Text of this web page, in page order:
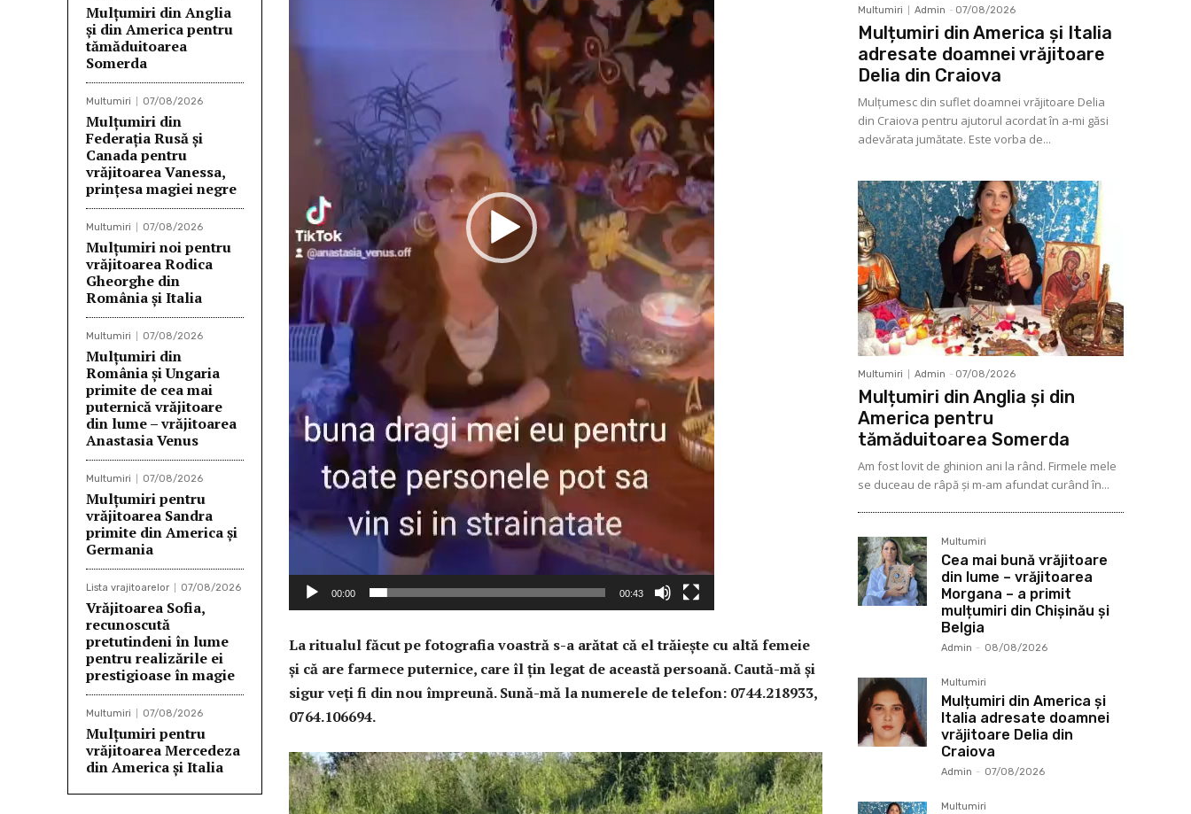
Mulțumiri din Anglia
și din America pentru
tămăduitoarea
Somerda
Multumiri 07/08/2026
Mulţumiri din
Federația Rusă și
Canada pentru
vrăjitoarea Vanessa,
prințesa magiei negre
Multumiri 07/08/2026
Mulţumiri noi pentru
vrăjitoarea Rodica
Gheorghe din
România și Italia
Multumiri 07/08/2026
Mulţumiri din
România și Ungaria
primite de cea mai
puternică vrăjitoare
din lume – vrăjitoarea
Anastasia Venus
Multumiri 07/08/2026
Mulţumiri pentru
vrăjitoarea Sandra
primite din America și
Germania
Lista vrajitoarelor 07/08/2026
Vrăjitoarea Sofia,
recunoscută
pretutindeni în lume
pentru realizările ei
prestigioase în magie
Multumiri 07/08/2026
Mulțumiri pentru
vrăjitoarea Mercedeza
din America și Italia
d
00:00 00:43
La ritualul făcut pe fotografia voastră s-a arătat că el trăieşte cu altă femeie
şi că are farmece puternice, care îl ţin legat de această persoană. Caută-mă şi
sigur veţi fi din nou împreună. Sună-mă la numerele de telefon: 0744.218933,
0764.106694.
Multumiri Admin - 07/08/2026
Mulțumiri din America și Italia
adresate doamnei vrăjitoare
Delia din Craiova
Mulţumesc din suflet doamnei vrăjitoare Delia
din Craiova pentru ajutorul acordat în a-mi găsi
adevărata jumătate. Este vorba de...
Multumiri Admin - 07/08/2026
Mulțumiri din Anglia și din
America pentru
tămăduitoarea Somerda
Am fost lovit de ghinion ani la rând. Firmele mele
se duceau de râpă şi m-am afundat curând în...
Multumiri
Cea mai bună vrăjitoare
din lume – vrăjitoarea
Morgana – a primit
mulțumiri din Chișinău și
Belgia
Admin - 08/08/2026
Multumiri
Mulțumiri din America și
Italia adresate doamnei
vrăjitoare Delia din
Craiova
Admin - 07/08/2026
Multumiri